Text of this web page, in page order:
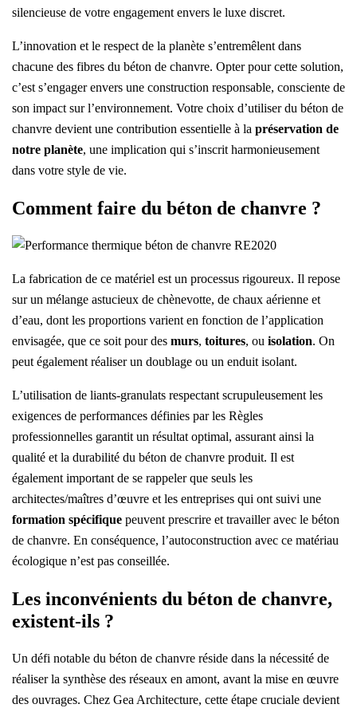
silencieuse de votre engagement envers le luxe discret.
L’innovation et le respect de la planète s’entremêlent dans
chacune des fibres du béton de chanvre. Opter pour cette solution,
c’est s’engager envers une construction responsable, consciente de
son impact sur l’environnement. Votre choix d’utiliser du béton de
chanvre devient une contribution essentielle à la préservation de
notre planète, une implication qui s’inscrit harmonieusement
dans votre style de vie.
Comment faire du béton de chanvre ?
La fabrication de ce matériel est un processus rigoureux. Il repose
sur un mélange astucieux de chènevotte, de chaux aérienne et
d’eau, dont les proportions varient en fonction de l’application
envisagée, que ce soit pour des murs, toitures, ou isolation. On
peut également réaliser un doublage ou un enduit isolant.
L’utilisation de liants-granulats respectant scrupuleusement les
exigences de performances définies par les Règles
professionnelles garantit un résultat optimal, assurant ainsi la
qualité et la durabilité du béton de chanvre produit. Il est
également important de se rappeler que seuls les
architectes/maîtres d’œuvre et les entreprises qui ont suivi une
formation spécifique peuvent prescrire et travailler avec le béton
de chanvre. En conséquence, l’autoconstruction avec ce matériau
écologique n’est pas conseillée.
Les inconvénients du béton de chanvre,
existent-ils ?​
Un défi notable du béton de chanvre réside dans la nécessité de
réaliser la synthèse des réseaux en amont, avant la mise en œuvre
des ouvrages. Chez Gea Architecture, cette étape cruciale devient